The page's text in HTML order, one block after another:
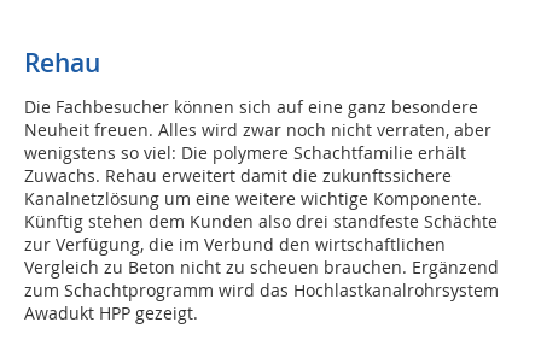
Rehau
Die Fachbesucher können sich auf eine ganz besondere
Neuheit freuen. Alles wird zwar noch nicht verraten, aber
wenigstens so viel: Die polymere Schachtfamilie erhält
Zuwachs. Rehau erweitert damit die zukunftssichere
Kanalnetzlösung um eine weitere wichtige Komponente.
Künftig stehen dem Kunden also drei standfeste Schächte
zur Verfügung, die im Verbund den wirtschaftlichen
Vergleich zu Beton nicht zu scheuen brauchen. Ergänzend
zum Schachtprogramm wird das Hochlastkanalrohrsystem
Awadukt HPP gezeigt.